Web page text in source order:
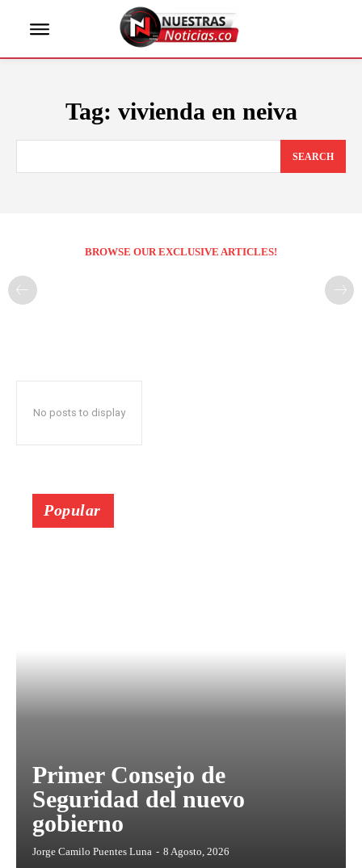
Tag: vivienda en neiva
SEARCH
BROWSE OUR EXCLUSIVE ARTICLES!
No posts to display
Popular
Primer Consejo de
Seguridad del nuevo
gobierno
Jorge Camilo Puentes Luna - 8 Agosto, 2026